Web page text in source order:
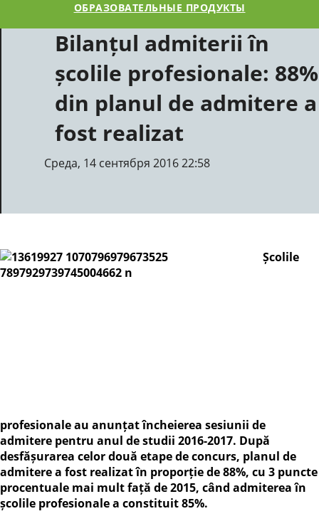
ОБРАЗОВАТЕЛЬНЫЕ ПРОДУКТЫ
Bilanțul admiterii în
școlile profesionale: 88%
din planul de admitere a
fost realizat
Среда, 14 сентября 2016 22:58
Școlile
profesionale au anunțat încheierea sesiunii de
admitere pentru anul de studii 2016-2017. După
desfășurarea celor două etape de concurs, planul de
admitere a fost realizat în proporție de 88%, cu 3 puncte
procentuale mai mult față de 2015, când admiterea în
școlile profesionale a constituit 85%.